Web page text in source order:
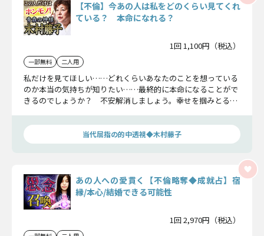
【不倫】今あの人は私をどのくらい見てくれ
ている？ 本命になれる？
1回 1,100円（税込）
一部無料 二人用
私だけを見てほしい……どれくらいあなたのことを想っている
のか本当の気持ちが知りたい……最終的に本命になることがで
きるのでしょうか？ 不安解消しましょう。幸せを掴みとるに
ましょう。
当代屈指の的中透視◆木村藤子
あの人への愛貫く【不倫略奪◆成就占】宿
縁/本心/結婚できる可能性
1回 2,970円（税込）